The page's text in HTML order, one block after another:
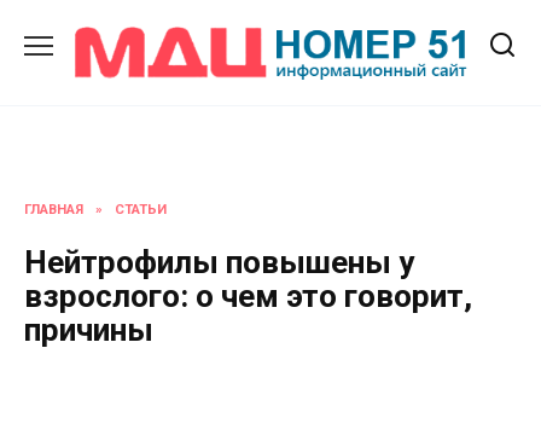
содержанию
ГЛАВНАЯ » СТАТЬИ
Нейтрофилы повышены у
взрослого: о чем это говорит,
причины